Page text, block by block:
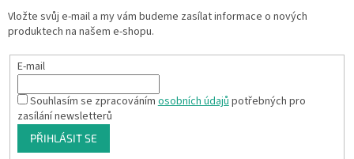
Vložte svůj e-mail a my vám budeme zasílat informace o nových
produktech na našem e-shopu.
E-mail
Souhlasím se zpracovánímosobních údajůpotřebných pro
zasílání newsletterů
PŘIHLÁSIT SE